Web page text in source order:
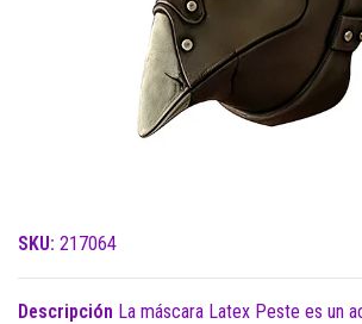
SKU: 217064
Descripción La máscara Latex Peste es un